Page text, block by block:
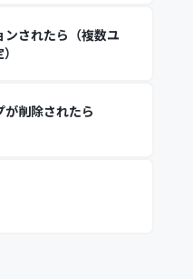
されたら（複数ユ
削除されたら